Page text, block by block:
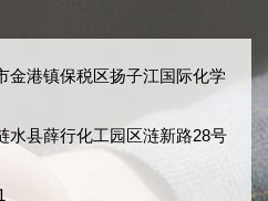
金港镇保税区扬子江国际化学
水县薛行化工园区涟新路28号